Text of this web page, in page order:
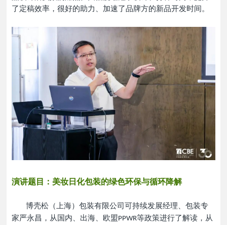
了定稿效率，很好的助力、加速了品牌方的新品开发时间 。
演讲题目： 美妆日化包装的绿色环保与循环降解
博壳松（上海）包装有限公司可持续发展经理 、包装专
家严永昌 ， 从国内、出海、欧盟PPWR等政策进行了解读，从